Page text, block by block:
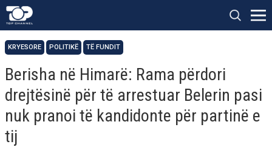
KRYESORE POLITIKË TË FUNDIT
Berisha në Himarë: Rama përdori
drejtësinë për të arrestuar Belerin pasi
nuk pranoi të kandidonte për partinë e
tij